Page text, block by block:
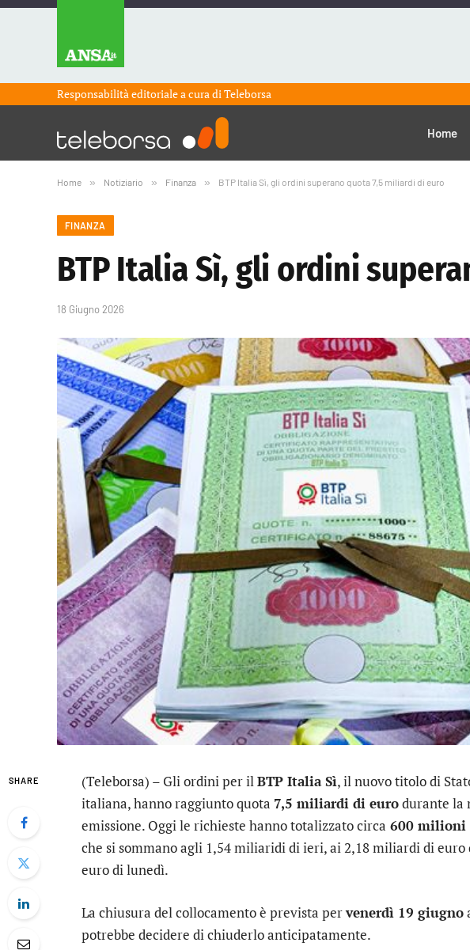
Responsabilità editoriale a cura diTeleborsa
Home
Home » Notiziario » Finanza » BTP Italia Sì, gli ordini superano quota 7,5 miliardi di euro
FINANZA
BTP Italia Sì, gli ordini
18 Giugno 2026
SHARE (Teleborsa) – Gli ordini per ilBTP Italia Sì, il nuovo titolo di
italiana, hanno raggiunto quota 7,5 miliardi di eurodurante la
emissione. Oggi le richieste hanno totalizzato circa 600 milioni
che si sommano agli 1,54 miliaridi di ieri, ai 2,18 miliardi di
euro di lunedì.
La chiusura del collocamento è prevista pervenerdì 19 giugno
potrebbe decidere di chiuderlo anticipatamente.